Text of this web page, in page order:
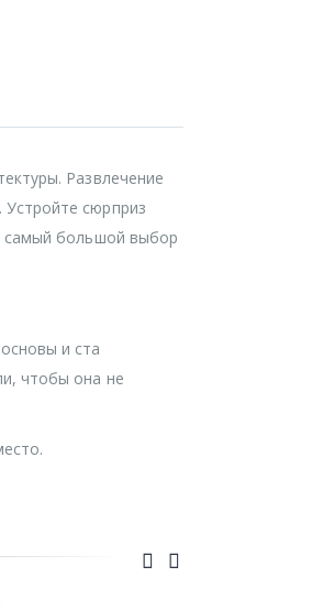
Развлечение
сюрприз
самый большой выбор
и ста
чтобы она не